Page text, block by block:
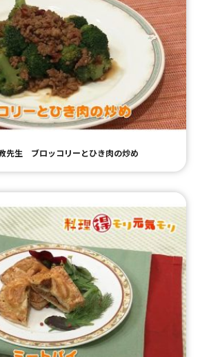
先生 ブロッコリーとひき肉の炒め